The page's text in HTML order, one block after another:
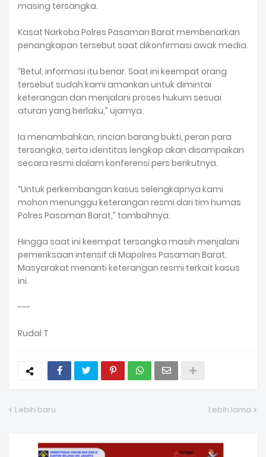
masing tersangka.
Kasat Narkoba Polres Pasaman Barat membenarkan
penangkapan tersebut saat dikonfirmasi awak media.
“Betul, informasi itu benar. Saat ini keempat orang
tersebut sudah kami amankan untuk dimintai
keterangan dan menjalani proses hukum sesuai
aturan yang berlaku,” ujarnya.
Ia menambahkan, rincian barang bukti, peran para
tersangka, serta identitas lengkap akan disampaikan
secara resmi dalam konferensi pers berikutnya.
“Untuk perkembangan kasus selengkapnya kami
mohon menunggu keterangan resmi dari tim humas
Polres Pasaman Barat,” tambahnya.
Hingga saat ini keempat tersangka masih menjalani
pemeriksaan intensif di Mapolres Pasaman Barat.
Masyarakat menanti keterangan resmi terkait kasus
ini.
---
Rudal T
Lebih baru Lebih lama